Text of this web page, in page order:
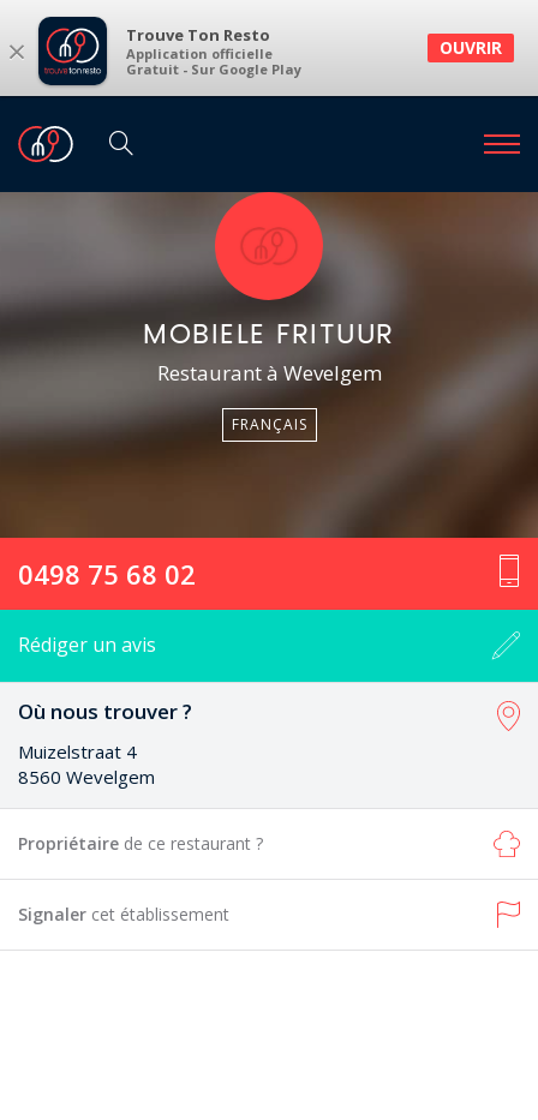
× Trouve Ton Resto
Application officielle
Gratuit - Sur Google Play
OUVRIR
MOBIELE FRITUUR
Restaurant à Wevelgem
FRANÇAIS
0498 75 68 02
Rédiger un avis
Où nous trouver ?
Muizelstraat 4
8560 Wevelgem
Propriétaire de ce restaurant ?
Signaler cet établissement